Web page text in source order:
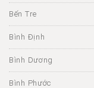
Bến Tre
Bình Định
Bình Dương
Bình Phước